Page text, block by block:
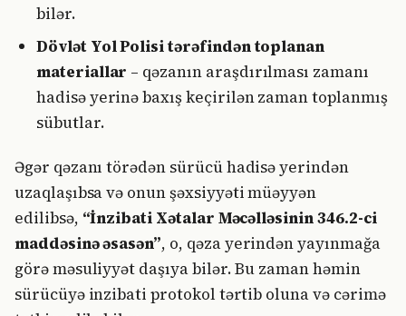
bilər.
Dövlət Yol Polisi tərəfindən toplanan
materiallar – qəzanın araşdırılması zamanı
hadisə yerinə baxış keçirilən zaman toplanmış
sübutlar.
Əgər qəzanı törədən sürücü hadisə yerindən
uzaqlaşıbsa və onun şəxsiyyəti müəyyən
edilibsə, “İnzibati Xətalar Məcəlləsinin 346.2-ci
maddəsinə əsasən”, o, qəza yerindən yayınmağa
görə məsuliyyət daşıya bilər. Bu zaman həmin
sürücüyə inzibati protokol tərtib oluna və cərimə